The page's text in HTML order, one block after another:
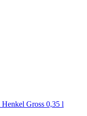
Gross 0,35 l